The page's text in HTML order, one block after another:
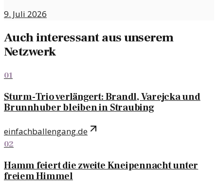
9. Juli 2026
Auch interessant aus unserem
Netzwerk
01
Sturm-Trio verlängert: Brandl, Varejcka und
Brunnhuber bleiben in Straubing
einfachballengang.de
02
Hamm feiert die zweite Kneipennacht unter
freiem Himmel